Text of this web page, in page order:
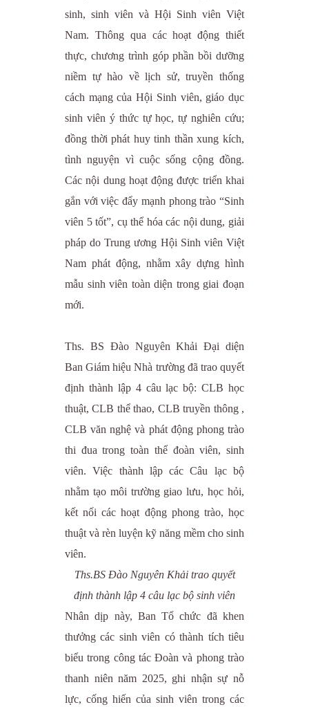
sinh, sinh viên và Hội Sinh viên Việt
Nam. Thông qua các hoạt động thiết
thực, chương trình góp phần bồi dưỡng
niềm tự hào về lịch sử, truyền thống
cách mạng của Hội Sinh viên, giáo dục
sinh viên ý thức tự học, tự nghiên cứu;
đồng thời phát huy tinh thần xung kích,
tình nguyện vì cuộc sống cộng đồng.
Các nội dung hoạt động được triển khai
gắn với việc đẩy mạnh phong trào “Sinh
viên 5 tốt”, cụ thể hóa các nội dung, giải
pháp do Trung ương Hội Sinh viên Việt
Nam phát động, nhằm xây dựng hình
mẫu sinh viên toàn diện trong giai đoạn
mới.
Ths. BS Đào Nguyên Khải Đại diện
Ban Giám hiệu Nhà trường đã trao quyết
định thành lập 4 câu lạc bộ: CLB học
thuật, CLB thể thao, CLB truyền thông ,
CLB văn nghệ và phát động phong trào
thi đua trong toàn thể đoàn viên, sinh
viên. Việc thành lập các Câu lạc bộ
nhằm tạo môi trường giao lưu, học hỏi,
kết nối các hoạt động phong trào, học
thuật và rèn luyện kỹ năng mềm cho sinh
viên.
Ths.BS Đào Nguyên Khải trao quyết
định thành lập 4 câu lạc bộ sinh viên
Nhân dịp này, Ban Tổ chức đã khen
thưởng các sinh viên có thành tích tiêu
biểu trong công tác Đoàn và phong trào
thanh niên năm 2025, ghi nhận sự nỗ
lực, cống hiến của sinh viên trong các